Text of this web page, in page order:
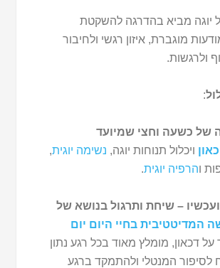
יוגה מביא בהדרגה להשקטת
מוגברת, איזון רגשי ולחיבור
ולרגשות.
:
של כשעה וחצישמיועד
ויכלול תנוחות יוגה, נשימה יוגית,
והרפיה יוגית.
– שיחת ותרגול בנושא של
המדיטטיבית בחיי היום יום
דכאון, מומלץ מאוד בכל רגע נתון
לסיפור המנטלי ולהתמקד ברגע